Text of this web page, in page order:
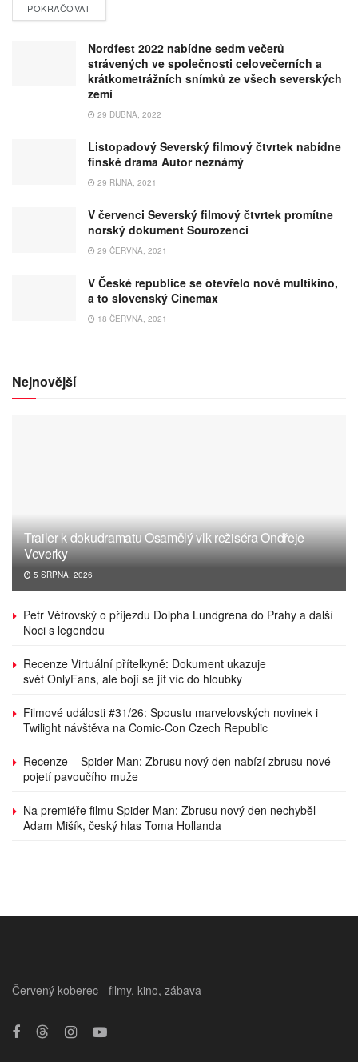
POKRAČOVAT
Nordfest 2022 nabídne sedm večerů
strávených ve společnosti celovečerních a
krátkometrážních snímků ze všech severských
zemí
29 DUBNA, 2022
Listopadový Severský filmový čtvrtek nabídne
finské drama Autor neznámý
29 ŘÍJNA, 2021
V červenci Severský filmový čtvrtek promítne
norský dokument Sourozenci
29 ČERVNA, 2021
V České republice se otevřelo nové multikino,
a to slovenský Cinemax
18 ČERVNA, 2021
Nejnovější
Trailer k dokudramatu Osamělý vlk režiséra Ondřeje
Veverky
5 SRPNA, 2026
Petr Větrovský o příjezdu Dolpha Lundgrena do Prahy a další
Noci s legendou
Recenze Virtuální přítelkyně: Dokument ukazuje
svět OnlyFans, ale bojí se jít víc do hloubky
Filmové události #31/26: Spoustu marvelovských novinek i
Twilight návštěva na Comic-Con Czech Republic
Recenze – Spider-Man: Zbrusu nový den nabízí zbrusu nové
pojetí pavoučího muže
Na premiéře filmu Spider-Man: Zbrusu nový den nechyběl
Adam Mišík, český hlas Toma Hollanda
Červený koberec - filmy, kino, zábava